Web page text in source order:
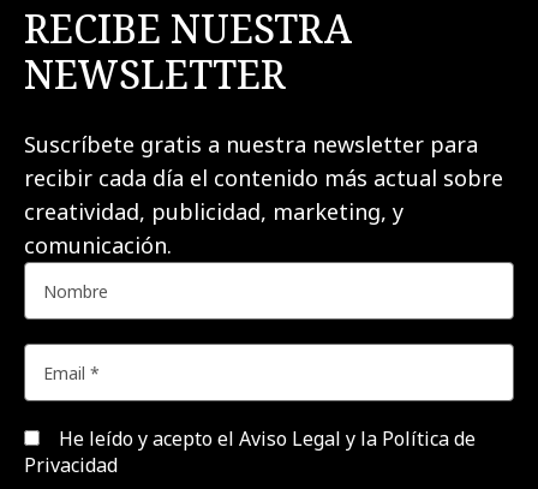
RECIBE NUESTRA
NEWSLETTER
Suscríbete gratis a nuestra newsletter para
recibir cada día el contenido más actual sobre
creatividad, publicidad, marketing, y
comunicación.
He leído y acepto el Aviso Legal y la Política de
Privacidad